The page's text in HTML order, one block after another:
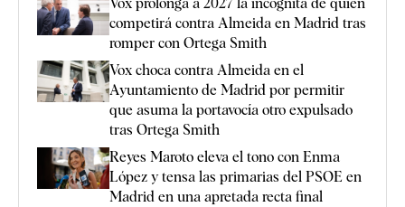
Vox prolonga a 2027 la incógnita de quién
competirá contra Almeida en Madrid tras
romper con Ortega Smith
Vox choca contra Almeida en el
Ayuntamiento de Madrid por permitir
que asuma la portavocía otro expulsado
tras Ortega Smith
Reyes Maroto eleva el tono con Enma
López y tensa las primarias del PSOE en
Madrid en una apretada recta final